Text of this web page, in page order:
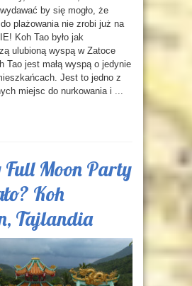
by się mogło, że
plażowania nie zrobi już na
Koh Tao było jak
ulubioną wyspą w Zatoce
Tao jest małą wyspą o jedynie
Jest to jedno z
miejsc do nurkowania i ...
Moon Party
Koh
Tajlandia